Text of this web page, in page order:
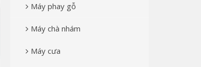
Máy phay gỗ
Máy chà nhám
Máy cưa